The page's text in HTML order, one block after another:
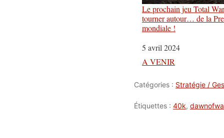
Le prochain jeu Total
tourner autour… de la
mondiale !
Date
5 avril 2024
Par rapport à
A VENIR
Catégories : Stratégie /
Étiquettes : 40k,